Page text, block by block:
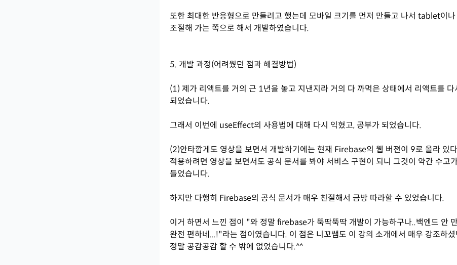
또한 최대한 반응형으로 만들려고 했는데 모바일 크기를 먼저 만들고 나서 tablet이
조절해 가는 쪽으로 해서 개발하였습니다.
5. 개발 과정(어려웠던 점과 해결방법)
(1) 제가 리액트를 거의 근 1년을 놓고 지낸지라 거의 다 까먹은 상태에서 리액트를 다
되었습니다.
그래서 이번에 useEffect의 사용법에 대해 다시 익혔고, 공부가 되었습니다.
(2)안타깝게도 영상을 보면서 개발하기에는 현재 Firebase의 웹 버젼이 9로 올라 있
적용하려면 영상을 보면서도 공식 문서를 봐야 서비스 구현이 되니 그것이 약간 수고
들었습니다.
하지만 다행히 Firebase의 공식 문서가 매우 친절해서 금방 따라할 수 있었습니다.
이거 하면서 느낀 점이 "와 정말 firebase가 뚝딱뚝딱 개발이 가능하구나..백엔드 안
완전 편하네...!"라는 점이였습니다. 이 점은 니꼬쌤도 이 강의 소개에서 매우 강조하셨
정말 공감공감 할 수 밖에 없었습니다.^^